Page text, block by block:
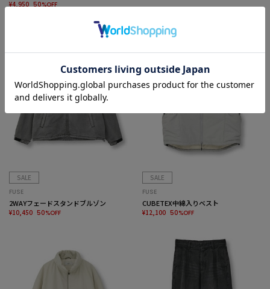
¥4,950 50%OFF
SALE
FUSE
2WAYフェードスタンドブルゾン
¥10,450 50%OFF
SALE
FUSE
CUBETEX中綿入りベスト
¥12,100 50%OFF